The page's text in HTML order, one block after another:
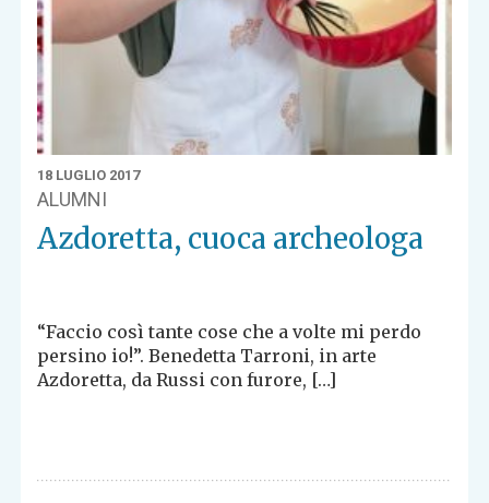
18 LUGLIO 2017
ALUMNI
Azdoretta, cuoca archeologa
“Faccio così tante cose che a volte mi perdo
persino io!”. Benedetta Tarroni, in arte
Azdoretta, da Russi con furore, […]